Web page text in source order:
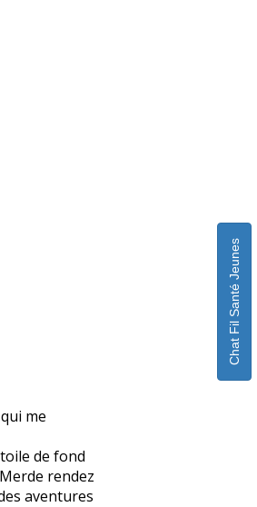
me
de fond
rendez
aventures
Chat Fil Santé Jeunes